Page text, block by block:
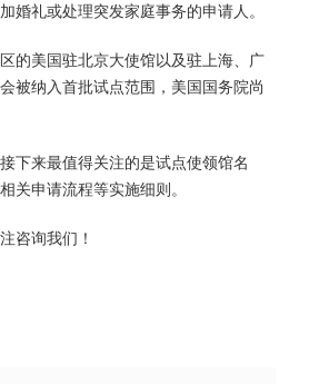
婚礼或处理突发家庭事务的申请人。
的美国驻北京大使馆以及驻上海、广
被纳入首批试点范围，美国国务院尚
下来最值得关注的是试点使领馆名
关申请流程等实施细则。
咨询我们！